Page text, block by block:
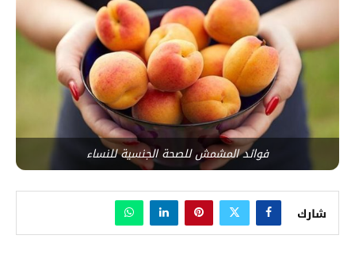
فوائد المشمش للصحة الجنسية للنساء
شارك